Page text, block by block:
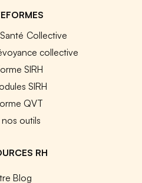
Collective
collective
SIRH
SIRH
QVT
outils
RH
Blog